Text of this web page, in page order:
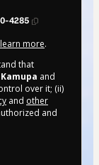
4285
more.
that
Kamupa and
over it; (ii)
and other
and